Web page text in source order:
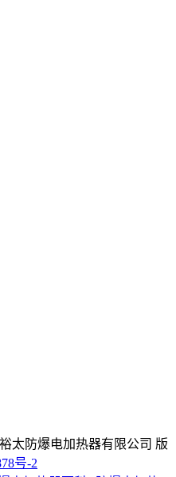
太防爆电加热器有限公司 版
号-2